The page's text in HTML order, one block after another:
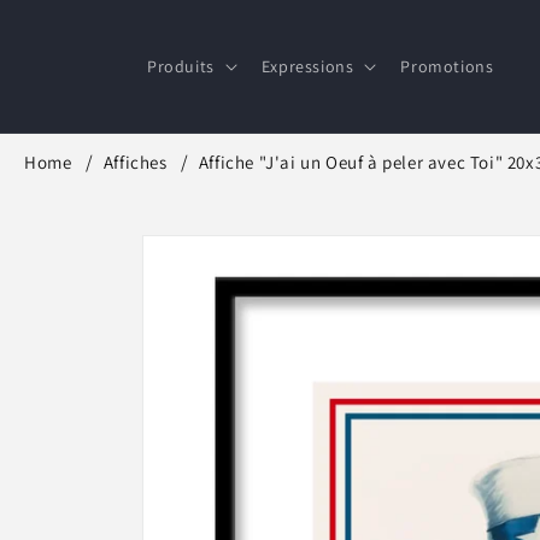
Produits Expressions Promotions
Home Affiches Affiche "J'ai un Oeuf à peler avec Toi"
produits